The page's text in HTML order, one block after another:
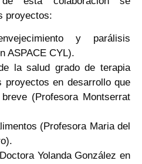
proyectos:
y parálisis
ASPACE CYL).
la salud grado de terapia
proyectos en desarrollo que
(Profesora Montserrat
(Profesora Maria del
Yolanda González en